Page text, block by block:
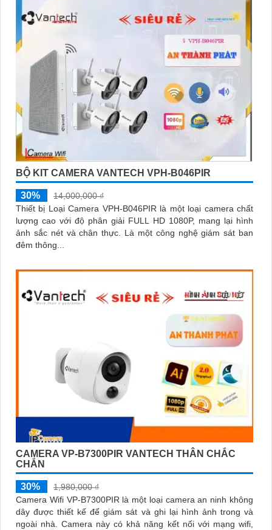
**Chọn giải pháp phù hợp với gia đình và ngôi nhà của bạn**:
Xác định nhu cầu sử dụng, số lượng Camera cần lắp đặt để
Nếu bạn cần thêm thông tin hoặc tư vấn cụ thể hơn, bạn có thể
cho biết thêm chi tiết để Từng công trình có thể giúp đỡ bạn tốt
BỘ KIT CAMERA VANTECH VPH-B046PIR
30%
14,000,000 ₫
Thiết bị Loại Camera VPH-B046PIR là một loại camera chất
lượng cao với độ phân giải FULL HD 1080P, mang lại hình
ảnh sắc nét và chân thực. Là một công nghệ giám sát ban
đêm thông...
CAMERA VP-B7300PIR VANTECH THÂN CHẮC
CHẮN
30%
1,980,000 ₫
Camera Wifi VP-B7300PIR là một loại camera an ninh không
dây được thiết kế để giám sát và ghi lại hình ảnh trong và
ngoài nhà. Camera này có khả năng kết nối với mạng wifi,